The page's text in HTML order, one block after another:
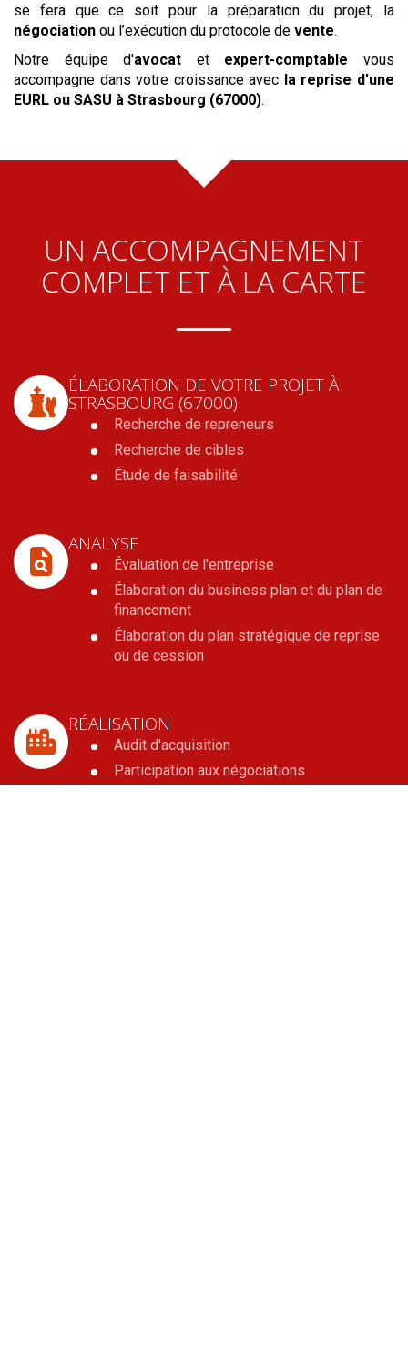
se fera que ce soit pour la préparation du projet, la
négociation ou l’exécution du protocole de vente.
Notre équipe d'avocat et expert-comptablevous
accompagne dans votre croissance avec la reprise d'une
EURL ou SASU à Strasbourg (67000).
UN ACCOMPAGNEMENT
COMPLET ET À LA CARTE
ÉLABORATION DE VOTRE PROJETÀ
STRASBOURG (67000)
Recherche de repreneurs
Recherche de cibles
Étude de faisabilité
ANALYSE
Évaluation de l'entreprise
Élaboration du business plan et du plan de
financement
Élaboration du plan stratégique de reprise
ou de cession
RÉALISATION
Audit d'acquisition
Participation aux négociations